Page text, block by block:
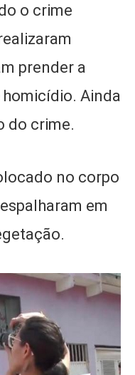
o crime
prender a
Ainda
do crime.
no corpo
em